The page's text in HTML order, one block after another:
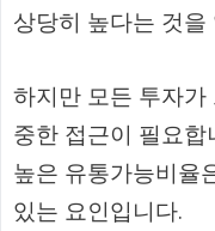
상당히 높다는 것을
하지만 모든 투자가
중한 접근이 필요
높은 유통가능비율
있는 요인입니다.